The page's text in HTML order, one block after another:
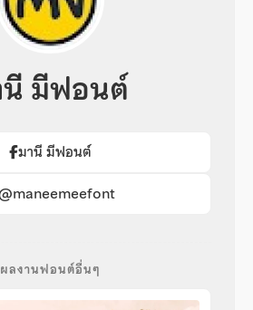
มีฟอนต์
มานี มีฟอนต์
ผลงานฟอนต์อื่นๆ